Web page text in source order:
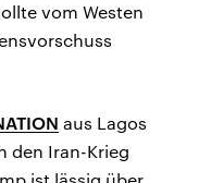
vom Westen
aus Lagos
den Iran-Krieg